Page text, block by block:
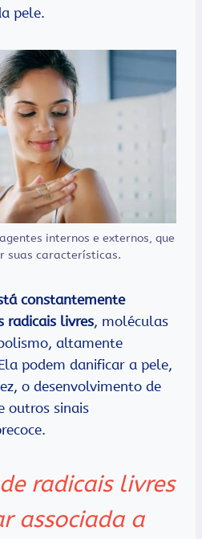
pele.
internos e externos, que
suas características.
constantemente
radicais livres, moléculas
altamente
podem danificar a pele,
o desenvolvimento de
outros sinais
radicais livres
associada a